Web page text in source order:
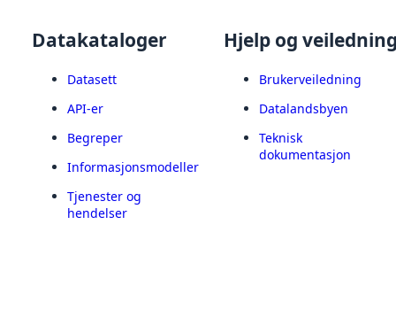
Datakataloger
Datasett
API-er
Begreper
Informasjonsmodeller
Tjenester og
hendelser
Hjelp og
Brukerveiledning
Datalandsbyen
Teknisk
dokumentasjon